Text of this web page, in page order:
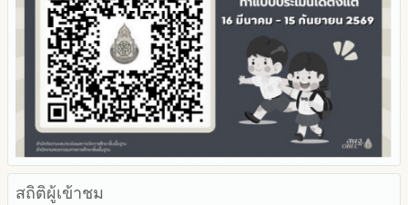
สถิติผู้เข้าชม